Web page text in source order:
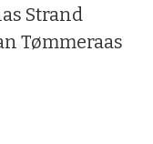
Strand
Tømmeraas